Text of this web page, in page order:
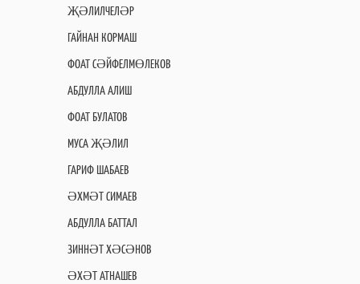
ҖӘЛИЛЧЕЛӘР
ГАЙНАН КОРМАШ
ФОАТ СӘЙФЕЛМӨЛЕКОВ
АБДУЛЛА АЛИШ
ФОАТ БУЛАТОВ
МУСА ҖӘЛИЛ
ГАРИФ ШАБАЕВ
ӘХМӘТ СИМАЕВ
АБДУЛЛА БАТТАЛ
ЗИННӘТ ХӘСӘНОВ
ӘХӘТ АТНАШЕВ